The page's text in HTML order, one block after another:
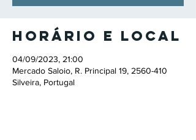
Horário e local
04/09/2023, 21:00
Mercado Saloio, R. Principal 19, 2560-410
Silveira, Portugal